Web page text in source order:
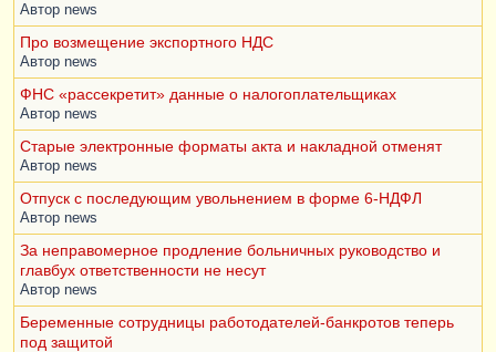
Автор news
Про возмещение экспортного НДС
Автор news
ФНС «рассекретит» данные о налогоплательщиках
Автор news
Старые электронные форматы акта и накладной отменят
Автор news
Отпуск с последующим увольнением в форме 6-НДФЛ
Автор news
За неправомерное продление больничных руководство и
главбух ответственности не несут
Автор news
Беременные сотрудницы работодателей-банкротов теперь
под защитой